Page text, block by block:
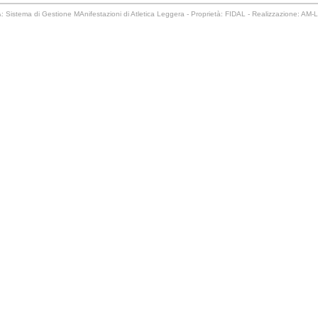
Sistema di Gestione MAnifestazioni di Atletica Leggera - Proprietà: FIDAL - Realizzazione: AM-